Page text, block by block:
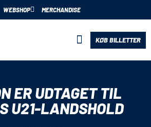
WEBSHOP MERCHANDISE
KØB BILLETTER
ER UDTAGET TIL
U21-LANDSHOLD